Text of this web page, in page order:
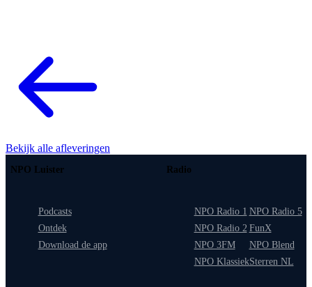
Bekijk alle afleveringen
NPO Luister
Podcasts
Ontdek
Download de app
Radio
NPO Radio 1
NPO Radio 2
NPO 3FM
NPO Klassiek
NPO Radio 5
FunX
NPO Blend
Sterren NL